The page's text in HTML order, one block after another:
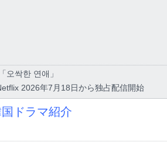
오싹한 연애」
2026年7月18日から独占配信開始
ドラマ紹介